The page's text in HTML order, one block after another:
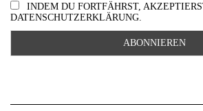
INDEM DU FORTFÄHRST,
DATENSCHUTZERKLÄRUNG.